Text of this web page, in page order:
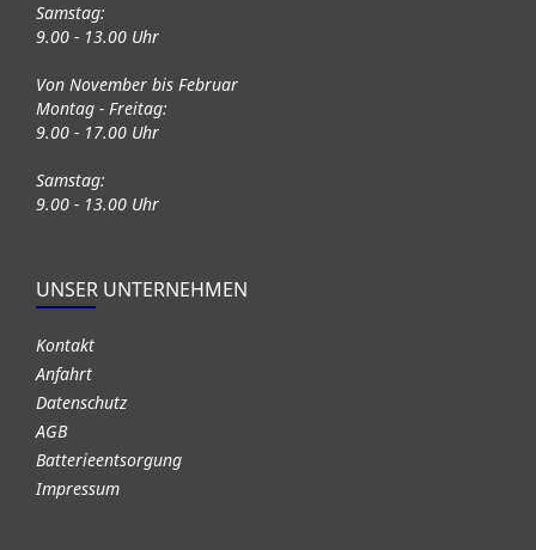
Samstag:
9.00 - 13.00 Uhr
Von November bis Februar
Montag - Freitag:
9.00 - 17.00 Uhr
Samstag:
9.00 - 13.00 Uhr
UNSER UNTERNEHMEN
Kontakt
Anfahrt
Datenschutz
AGB
Batterieentsorgung
Impressum